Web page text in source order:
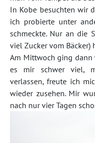
In Kobe besuchten wir
ich probierte unter
schmeckte. Nur an die
viel Zucker vom
Am Mittwoch ging
es mir schwer viel,
verlassen, freute ich
wieder zusehen. Mir
nach nur vier Tagen